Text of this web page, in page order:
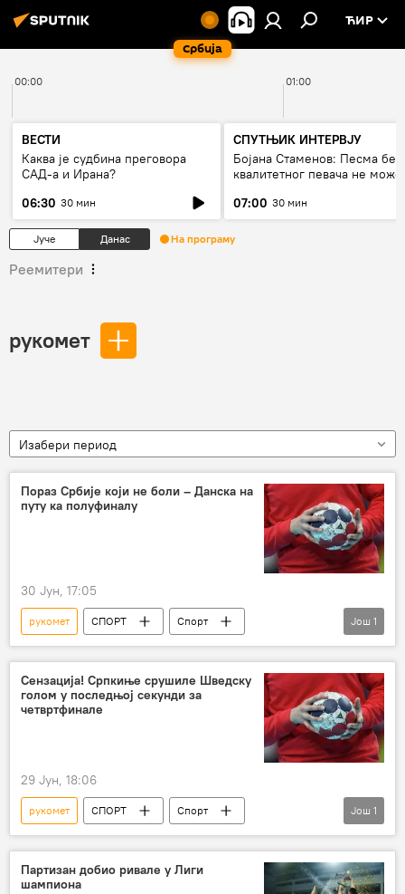
Србија
ЋИР
00:00 01:00
ВЕСТИ
Каква је судбина преговора
САД-а и Ирана?
06:30 30 мин
СПУТЊИК ИНТЕРВЈУ
Бојана Стаменов: Песма без
квалитетног певача не може
07:00 30 мин
Јуче Данас На програму
Реемитери
рукомет
Изабери период
Пораз Србије који не боли – Данска на
путу ка полуфиналу
30 Јун, 17:05
рукомет СПОРТ
Спорт
Остали спортови
Још 1
Сензација! Српкиње срушиле Шведску
голом у последњој секунди за
четвртфинале
29 Јун, 18:06
рукомет СПОРТ
Спорт
Остали спортови
Још 1
Партизан добио ривале у Лиги
шампиона